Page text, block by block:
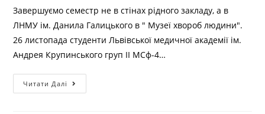
Завершуємо семестр не в стінах рідного закладу, а в
ЛНМУ ім. Данила Галицького в " Музеї хвороб людини".
26 листопада студенти Львівської медичної академії ім.
Андрея Крупинського груп ІІ МСф-4…
Читати Далі